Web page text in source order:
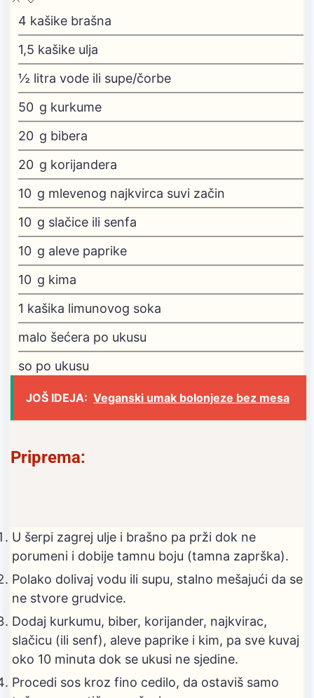
4 kašike brašna
1,5 kašike ulja
½ litra vode ili supe/čorbe
50 g kurkume
20 g bibera
20 g korijandera
10 g mlevenog najkvirca suvi začin
10 g slačice ili senfa
10 g aleve paprike
10 g kima
1 kašika limunovog soka
malo šećera po ukusu
so po ukusu
JOŠ IDEJA: Veganski umak bolonjeze bez mesa
Priprema:
U šerpi zagrej ulje i brašno pa prži dok ne
porumeni i dobije tamnu boju (tamna zaprška).
Polako dolivaj vodu ili supu, stalno mešajući da se
ne stvore grudvice.
Dodaj kurkumu, biber, korijander, najkvirac,
slačicu (ili senf), aleve paprike i kim, pa sve kuvaj
oko 10 minuta dok se ukusi ne sjedine.
Procedi sos kroz fino cedilo, da ostaviš samo